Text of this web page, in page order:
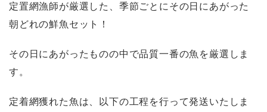
定置網漁師が厳選した、季節ごとにその日にあがった
朝どれの鮮魚セット！
その日にあがったものの中で品質一番の魚を厳選しま
す。
定着網獲れた魚は、以下の工程を行って発送いたしま